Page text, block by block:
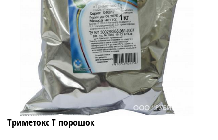
Триметокс Т порошок